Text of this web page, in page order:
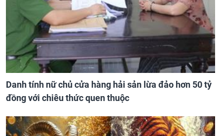
Danh tính nữ chủ cửa hàng hải sản lừa đảo hơn 50 tỷ
đồng với chiêu thức quen thuộc